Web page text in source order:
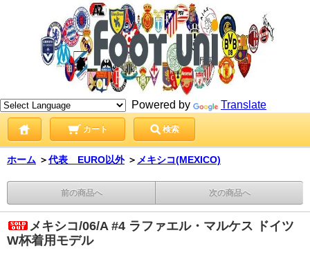
Powered by Translate
カート 検索
ホーム ＞代表 EURO以外 ＞ メキシコ(MEXICO)
前の商品へ 次の商品へ
メキシコ/06/A #4 ラファエル・マルケス ドイツ
W杯着用モデル